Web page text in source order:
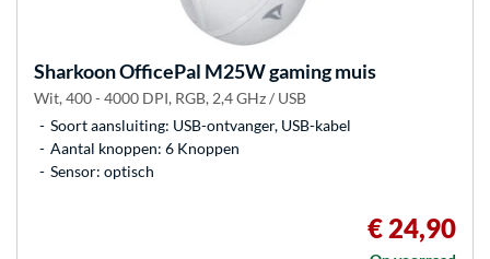
SharkoonOfficePal M25W gaming muis
Wit, 400 - 4000 DPI, RGB, 2,4 GHz / USB
Soort aansluiting: USB-ontvanger, USB-kabel
Aantal knoppen: 6 Knoppen
Sensor: optisch
€ 24,90